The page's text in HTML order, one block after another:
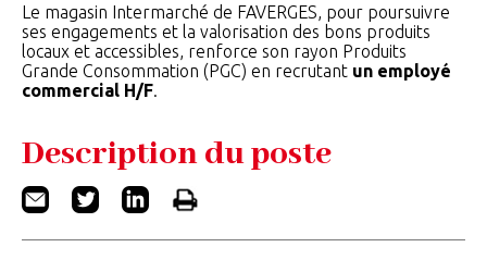
Le magasin Intermarché de FAVERGES, pour poursuivre
ses engagements et la valorisation des bons produits
locaux et accessibles, renforce son rayon Produits
Grande Consommation (PGC) en recrutant un employé
commercial H/F.
Description du poste